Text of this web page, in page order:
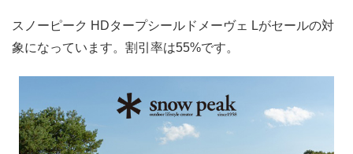
スノーピーク HDタープシールドメーヴェ Lがセールの対
象になっています。割引率は55%です。